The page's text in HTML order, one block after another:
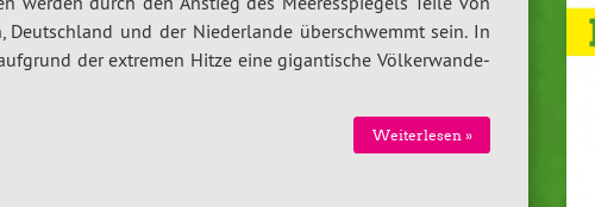
Deutsch­land und der Nie­der­lan­de über­schwemmt sein. In
der extremen Hitze eine gi­gan­ti­sche Völ­ker­wan­de­
Wei­ter­le­sen »